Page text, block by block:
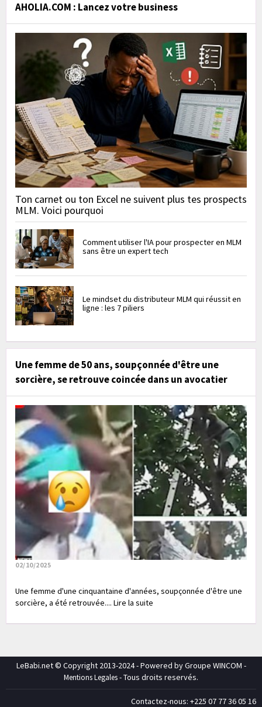
AHOLIA.COM : Lancez votre business
Ton carnet ou ton Excel ne suivent plus tes prospects
MLM. Voici pourquoi
Comment utiliser l'IA pour prospecter en MLM
sans être un expert tech
Le mindset du distributeur MLM qui réussit en
ligne : les 7 piliers
Une femme de 50 ans, soupçonnée d'être une
sorcière, se retrouve coincée dans un avocatier
02/10/2025
Une femme d'une cinquantaine d'années, soupçonnée d'être une
sorcière, a été retrouvée.... Lire la suite
LeBabi.net © Copyright 2013-2024 - Powered by Groupe WINCOM -
Mentions Legales- Tous droits reservés.
Contactez-nous: +225 07 77 36 05 16